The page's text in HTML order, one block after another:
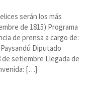
serán los más
de 1815) Programa
de prensa a cargo de:
Diputado
de setiembre Llegada de
[…]